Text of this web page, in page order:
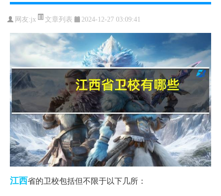
网友:jx 文章列表 2024-12-27 03:09:41
江西省的卫校包括但不限于以下几所：